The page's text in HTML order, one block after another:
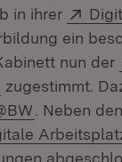
in ihrer
ein
nun der
(Öffnet in
zugestimmt.
(Öffnet in
. Neben